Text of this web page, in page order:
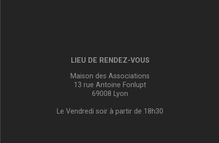
LIEU DE RENDEZ-VOUS
Maison des Associations
13 rue Antoine Fonlupt
69008 Lyon
Le Vendredi soir à partir de 18h30